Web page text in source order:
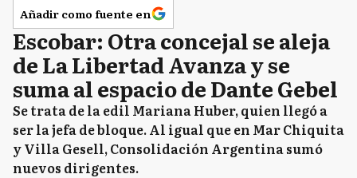
Añadir como fuente en
Escobar: Otra concejal se aleja
de La Libertad Avanza y se
suma al espacio de Dante Gebel
Se trata de la edil Mariana Huber, quien llegó a
ser la jefa de bloque. Al igual que en Mar Chiquita
y Villa Gesell, Consolidación Argentina sumó
nuevos dirigentes.